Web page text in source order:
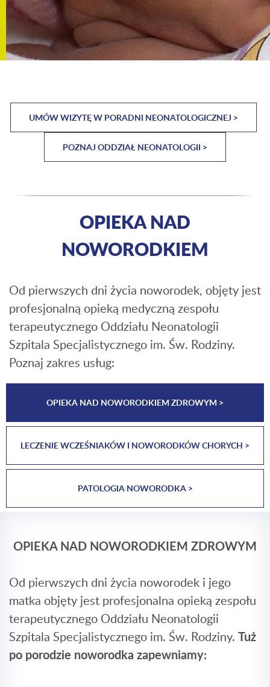
UMÓW WIZYTĘ W PORADNI NEONATOLOGICZNEJ >
POZNAJ ODDZIAŁ NEONATOLOGII >
OPIEKA NAD
NOWORODKIEM
Od pierwszych dni życia noworodek, objęty jest
profesjonalną opieką medyczną zespołu
terapeutycznego Oddziału Neonatologii
Szpitala Specjalistycznego im. Św. Rodziny.
Poznaj zakres usług:
OPIEKA NAD NOWORODKIEM ZDROWYM >
LECZENIE WCZEŚNIAKÓW I NOWORODKÓW CHORYCH >
PATOLOGIA NOWORODKA >
OPIEKA NAD NOWORODKIEM ZDROWYM
Od pierwszych dni życia noworodek i jego
matka objęty jest profesjonalna opieką zespołu
terapeutycznego Oddziału Neonatologii
Szpitala Specjalistycznego im. Św. Rodziny. Tuż
po porodzie noworodka zapewniamy: